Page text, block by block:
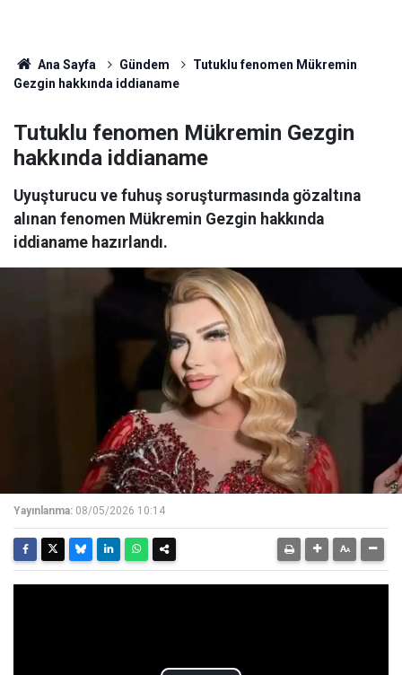
Ana Sayfa Gündem
Tutuklu fenomen Mükremin
Gezgin hakkında iddianame
Tutuklu fenomen Mükremin Gezgin
hakkında iddianame
Uyuşturucu ve fuhuş soruşturmasında gözaltına
alınan fenomen Mükremin Gezgin hakkında
iddianame hazırlandı.
Yayınlanma: 08/05/2026 10:14